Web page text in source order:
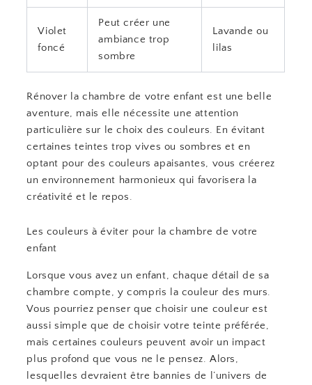
Violet
foncé
Peut créer une
ambiance trop
sombre
Lavande ou
lilas
Rénover la chambre de votre enfant est une belle
aventure, mais elle nécessite une attention
particulière sur le choix des couleurs. En évitant
certaines teintes trop vives ou sombres et en
optant pour des couleurs apaisantes, vous créerez
un environnement harmonieux qui favorisera la
créativité et le repos.
Les couleurs à éviter pour la chambre de votre
enfant
Lorsque vous avez un enfant, chaque détail de sa
chambre compte, y compris la couleur des murs.
Vous pourriez penser que choisir une couleur est
aussi simple que de choisir votre teinte préférée,
mais certaines couleurs peuvent avoir un impact
plus profond que vous ne le pensez. Alors,
lesquelles devraient être bannies de l’univers de